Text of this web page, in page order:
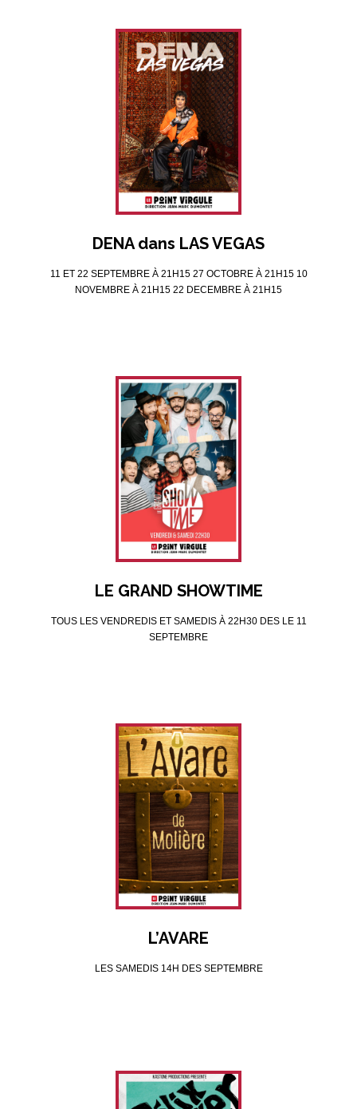
DENA dans LAS VEGAS
11 ET 22 SEPTEMBRE À 21H15 27 OCTOBRE À 21H15 10
NOVEMBRE À 21H15 22 DECEMBRE À 21H15
LE GRAND SHOWTIME
TOUS LES VENDREDIS ET SAMEDIS À 22H30 DES LE 11
SEPTEMBRE
L’AVARE
LES SAMEDIS 14H DES SEPTEMBRE